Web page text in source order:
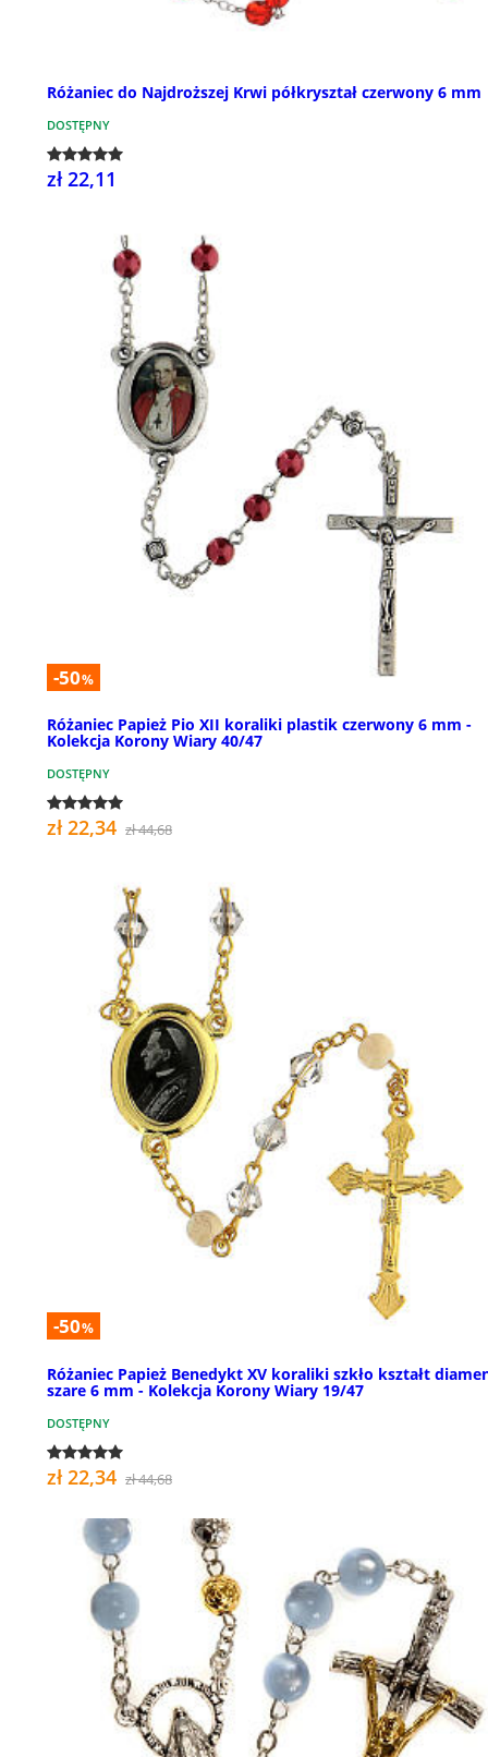
Różaniec do Najdroższej Krwi półkryształ czerwony 6 mm
DOSTĘPNY
zł 22,11
-50%
Różaniec Papież Pio XII koraliki plastik czerwony 6 mm -
Kolekcja Korony Wiary 40/47
DOSTĘPNY
zł 22,34 zł 44,68
-50%
Różaniec Papież Benedykt XV koraliki szkło kształt
szare 6 mm - Kolekcja Korony Wiary 19/47
DOSTĘPNY
zł 22,34 zł 44,68